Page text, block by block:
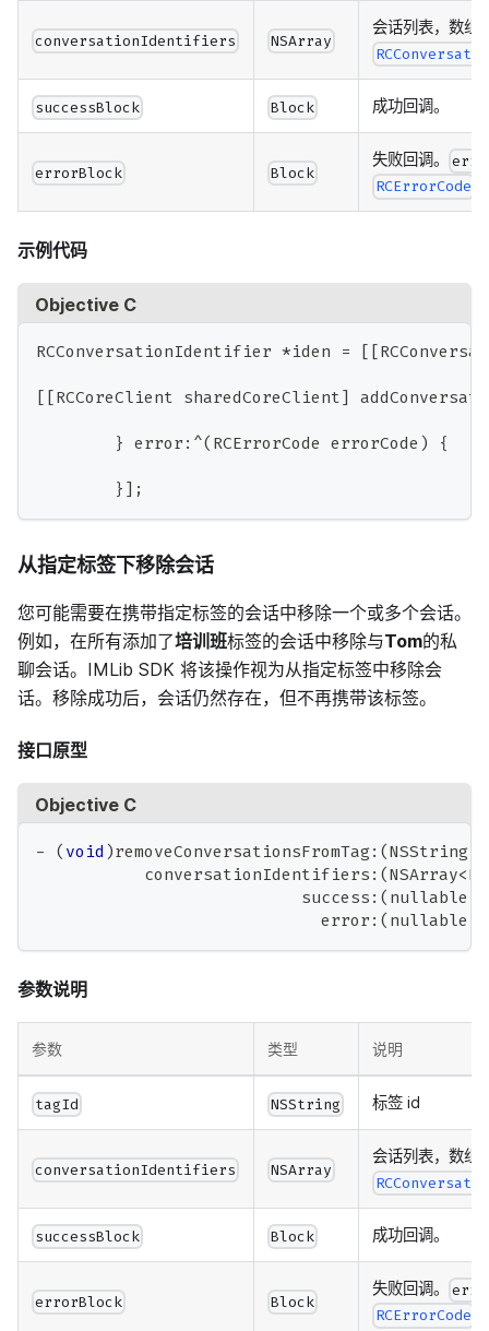
conversationIdentifiers NSArray
会话列表，数组
successBlock Block 成功回调。
errorBlock Block
失败回调。
RCErrorCode
示例代码
Objective C
RCConversationIdentifier *iden = [ [
[ [RCCoreClient sharedCoreClient]
} error : ^( RCErrorCode errorCode ) {
} ] ;
从指定标签下移除会话
您可能需要在携带指定标签的会话中移除一个或多个会话。
例如，在所有添加了培训班标签的会话中移除与Tom的私
聊会话。IMLib SDK 将该操作视为从指定标签中移除会
话。移除成功后，会话仍然存在，但不再携带该标签。
接口原型
Objective C
- ( void )removeConversationsFromTag : (NSString
           conversationIdentifiers
: (NSArray<
                           success
: ( nullable
                             error
: ( nullable
参数说明
参数 类型 说明
tagId NSString 标签 id
conversationIdentifiers NSArray
会话列表，数组
successBlock Block 成功回调。
errorBlock Block
失败回调。
RCErrorCode